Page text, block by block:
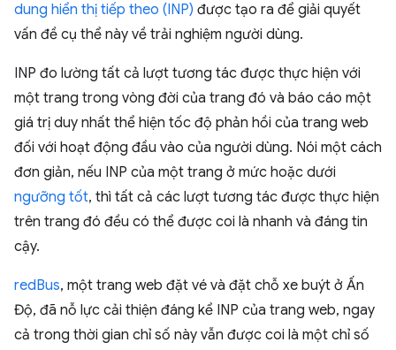
dung hiển thị tiếp theo (INP) được tạo ra để giải quyết
vấn đề cụ thể này về trải nghiệm người dùng.
INP đo lường tất cả lượt tương tác được thực hiện với
một trang trong vòng đời của trang đó và báo cáo một
giá trị duy nhất thể hiện tốc độ phản hồi của trang web
đối với hoạt động đầu vào của người dùng. Nói một cách
đơn giản, nếu INP của một trang ở mức hoặc dưới
ngưỡng tốt, thì tất cả các lượt tương tác được thực hiện
trên trang đó đều có thể được coi là nhanh và đáng tin
cậy.
redBus, một trang web đặt vé và đặt chỗ xe buýt ở Ấn
Độ, đã nỗ lực cải thiện đáng kể INP của trang web, ngay
cả trong thời gian chỉ số này vẫn được coi là một chỉ số